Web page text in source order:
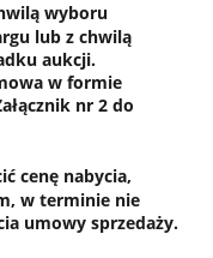
wyboru
lub z chwilą
aukcji.
w formie
nr 2 do
cenę nabycia,
w terminie nie
umowy sprzedaży.